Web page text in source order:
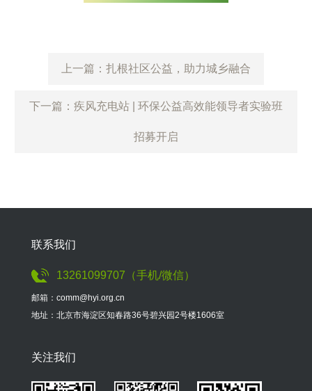
上一篇：扎根社区公益，助力城乡融合
下一篇：疾风充电站 | 环保公益高效能领导者实验班
招募开启
联系我们
13261099707（手机/微信）
邮箱：comm@hyi.org.cn
地址：北京市海淀区知春路36号碧兴园2号楼1606室
关注我们